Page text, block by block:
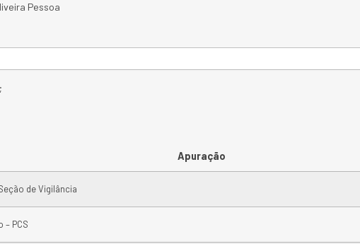
Pessoa
Apuração
de Vigilância
– PCS